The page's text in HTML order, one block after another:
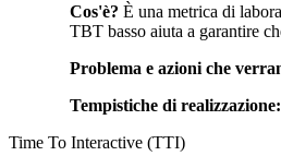
Cos'è? È una metrica di
TBT basso aiuta a garantire
Problema e azioni che
Tempistiche di realizzazione:
Time To Interactive (TTI)